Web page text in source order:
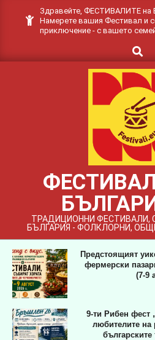
Здравейте, ФЕСТИВАЛИТЕ на
Намерете вашия Фестивал и
приключение - с вашето
Search
ТРАДИЦИОННИ ФЕСТИВАЛИ,
БЪЛГАРИЯ - ФОЛКЛОРНИ,
Предстоящият
фермерски
(7-9
9-ти Рибен фест
любителите на